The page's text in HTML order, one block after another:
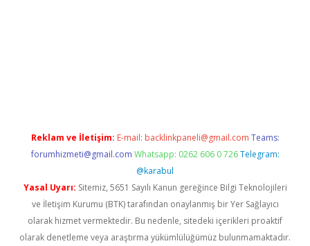
Reklam ve İletişim: E-mail: backlinkpaneli@gmail.com Teams:
forumhizmeti@gmail.com Whatsapp: 0262 606 0 726 Telegram:
@karabul
Yasal Uyarı: Sitemiz, 5651 Sayılı Kanun gereğince Bilgi Teknolojileri
ve İletişim Kurumu (BTK) tarafından onaylanmış bir Yer Sağlayıcı
olarak hizmet vermektedir. Bu nedenle, sitedeki içerikleri proaktif
olarak denetleme veya araştırma yükümlülüğümüz bulunmamaktadır.